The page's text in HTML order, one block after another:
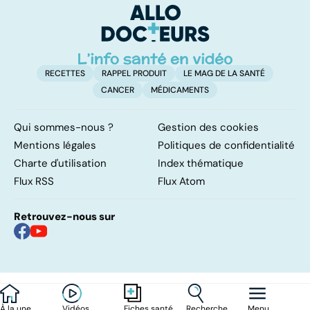
RECETTES RAPPEL PRODUIT
LE MAG DE LA SANTÉ
CANCER
MÉDICAMENTS
Qui sommes-nous ?
Gestion des cookies
Mentions légales
Politiques de confidentialité
Charte d'utilisation
Index thématique
Flux RSS
Flux Atom
Retrouvez-nous sur